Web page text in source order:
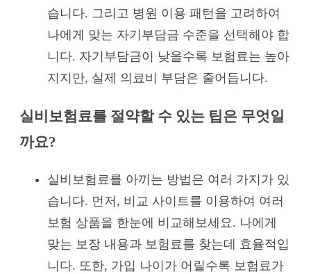
습니다. 그리고 병원 이용 패턴을 고려하여
나에게 맞는 자기부담금 수준을 선택해야 합
니다. 자기부담금이 낮을수록 보험료는 높아
지지만, 실제 의료비 부담은 줄어듭니다.
실비보험료를 절약할 수 있는 팁은 무엇일
까요?
실비보험료를 아끼는 방법은 여러 가지가 있
습니다. 먼저, 비교 사이트를 이용하여 여러
보험 상품을 한눈에 비교해보세요. 나에게
맞는 보장 내용과 보험료를 찾는데 효율적입
니다. 또한, 가입 나이가 어릴수록 보험료가